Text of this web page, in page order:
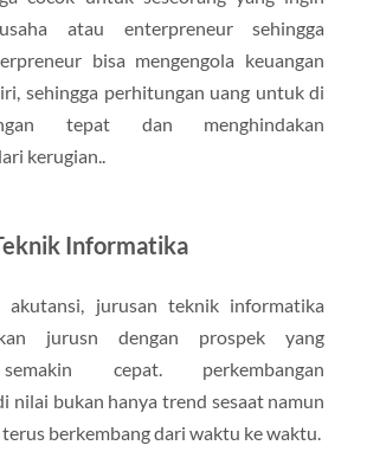
atau enterpreneur sehingga
bisa mengengola keuangan
sehingga perhitungan uang untuk di
tepat dan menghindakan
kerugian..
Informatika
akutansi, jurusan teknik informatika
jurusn dengan prospek yang
cepat. perkembangan
nilai bukan hanya trend sesaat namun
berkembang dari waktu ke waktu.